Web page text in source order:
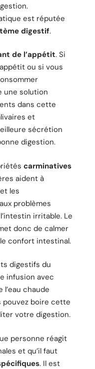
est réputée
digestif.
de l’appétit. Si
ou si vous
une solution
dans cette
et
sécrétion
digestion.
carminatives
aident à
les
problèmes
irritable. Le
donc de calmer
confort intestinal.
digestifs du
infusion avec
chaude
pouvez boire cette
votre digestion.
personne réagit
et qu’il faut
. Il est